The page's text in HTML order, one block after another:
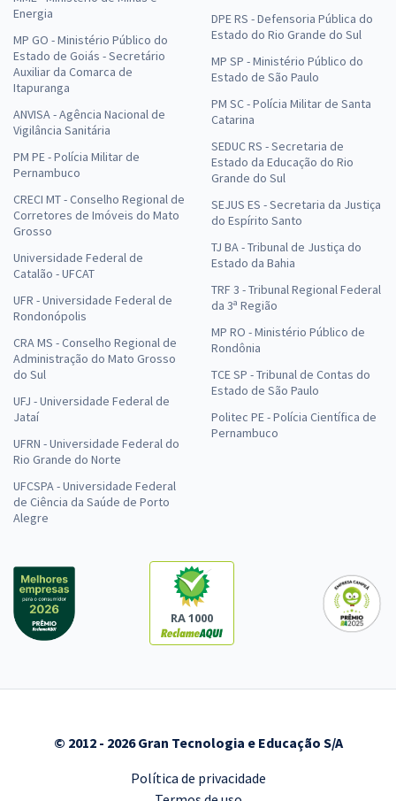
Energia
MP GO - Ministério Público do
Estado de Goiás - Secretário
Auxiliar da Comarca de
Itapuranga
ANVISA - Agência Nacional de
Vigilância Sanitária
PM PE - Polícia Militar de
Pernambuco
CRECI MT - Conselho Regional de
Corretores de Imóveis do Mato
Grosso
Universidade Federal de
Catalão - UFCAT
UFR - Universidade Federal de
Rondonópolis
CRA MS - Conselho Regional de
Administração do Mato Grosso
do Sul
UFJ - Universidade Federal de
Jataí
UFRN - Universidade Federal do
Rio Grande do Norte
UFCSPA - Universidade Federal
de Ciência da Saúde de Porto
Alegre
DPE RS - Defensoria Pública do
Estado do Rio Grande do Sul
MP SP - Ministério Público do
Estado de São Paulo
PM SC - Polícia Militar de Santa
Catarina
SEDUC RS - Secretaria de
Estado da Educação do Rio
Grande do Sul
SEJUS ES - Secretaria da Justiça
do Espírito Santo
TJ BA - Tribunal de Justiça do
Estado da Bahia
TRF 3 - Tribunal Regional Federal
da 3ª Região
MP RO - Ministério Público de
Rondônia
TCE SP - Tribunal de Contas do
Estado de São Paulo
Politec PE - Polícia Científica de
Pernambuco
RA 1000
© 2012 - 2026 Gran Tecnologia e Educação S/A
Política de privacidade